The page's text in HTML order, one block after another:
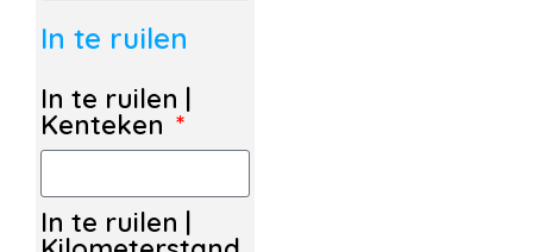
In te ruilen
In te ruilen |
Kenteken
In te ruilen |